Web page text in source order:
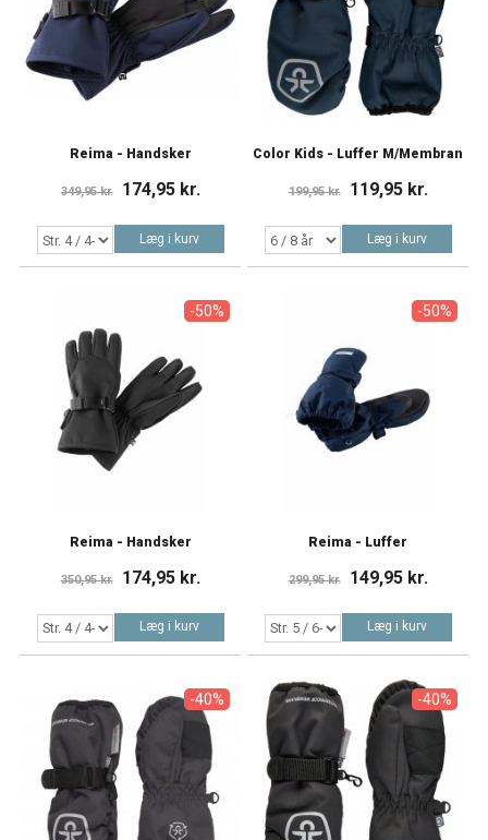
Reima - Handsker
349,95 kr. 174,95 kr.
Læg i kurv
Color Kids - Luffer M/Membran
199,95 kr. 119,95 kr.
Læg i kurv
-50%
Reima - Handsker
350,95 kr. 174,95 kr.
Læg i kurv
-50%
Reima - Luffer
299,95 kr. 149,95 kr.
Læg i kurv
-40% -40%